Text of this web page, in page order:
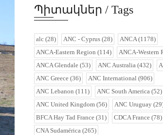
Պիտակներ / Tags
alc (28) ANC - Cyprus (28) ANCA(1178)
ANCA-Eastern Region (114) ANCA-Western
ANCA Glendale (53) ANC Australia (432)
ANC Greece (36) ANC International (906)
ANC Lebanon (111) ANC South America (52)
ANC United Kingdom (56) ANC Uruguay
BFCA Hay Tad France (31) CDCA France (78)
CNA Sudamérica (265)